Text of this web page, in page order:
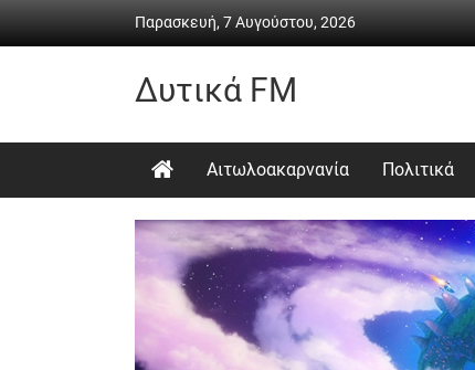
Παρασκευή, 7 Αυγούστου, 2026
Δυτικά FM
Καθημερινή
&
ψυχαγωγία
Αιτωλοακαρνανία Πολιτικά